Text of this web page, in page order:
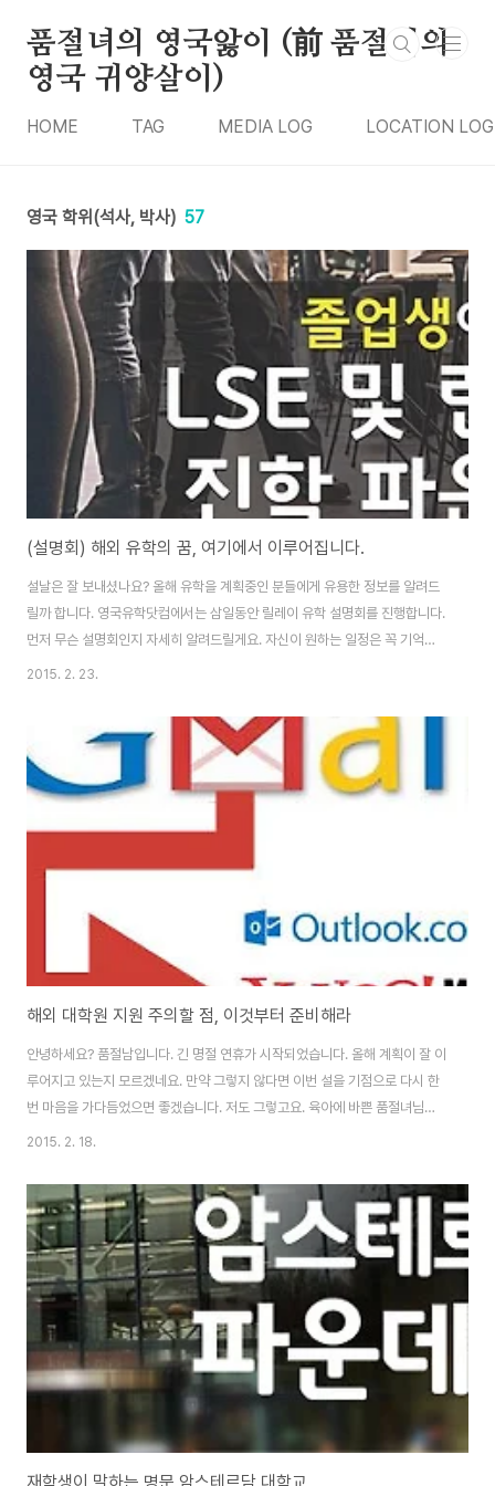
품절녀의 영국앓이 (前 품절녀의
영국 귀양살이)
HOME TAG MEDIA LOG LOCATION LOG
영국 학위(석사, 박사) 57
(설명회) 해외 유학의 꿈, 여기에서 이루어집니다.
설날은 잘 보내셨나요? 올해 유학을 계획중인 분들에게 유용한 정보를 알려드
릴까 합니다. 영국유학닷컴에서는 삼일동안 릴레이 유학 설명회를 진행합니다.
먼저 무슨 설명회인지 자세히 알려드릴게요. 자신이 원하는 일정은 꼭 기억해
놓았다가 놓치지 마세요. ^^ 1. 네덜란드 암스테르담 대학 진학 파운데이션 네
법! 암스테르담 대학 진학 파운데이션 설명회를 진행합니다. 이번 설명회에는
암스테르담 대학 진학 파운데이션을 총괄하는 Cambridge Education
Group 한국 지사 김유선 팀장님도 함께 참석하여 암스테르담 대학 진학 파운
데이션에 대한 자세한 내용과 함께 대학 진학 성공 스토리를 함께 공유할 예정
입니다 파운데이션 과정이 실제로..
2015. 2. 23.
해외 대학원 지원 주의할 점, 이것부터 준비해라
안녕하세요? 품절남입니다. 긴 명절 연휴가 시작되었습니다. 올해 계획이 잘 이
루어지고 있는지 모르겠네요. 만약 그렇지 않다면 이번 설을 기점으로 다시 한
번 마음을 가다듬었으면 좋겠습니다. 저도 그렇고요. 육아에 바쁜 품절녀님께
서 포스팅을 조금 버거워 하십니다. 그런데 최근 방명록에 유학 관련 상담 요청
지만 어쩌면 중요할 수 있는 부분 - E- Mail - 이 있어 알려드리겠습니다. 보통
대학원 - 특히 박사과정 - 에 지원하시는 분들은 지원 전에 지도 교수를 찾아
이메일로 연락을 합니다.이러한 사전 논의를 통해 지도 교수로부터 긍정적인
답변이 왔을 때 본격적으로 입학을 위한 지원절차를 밟게 됩니다. 저도 그런 과
정을 거쳐서 박..
2015. 2. 18.